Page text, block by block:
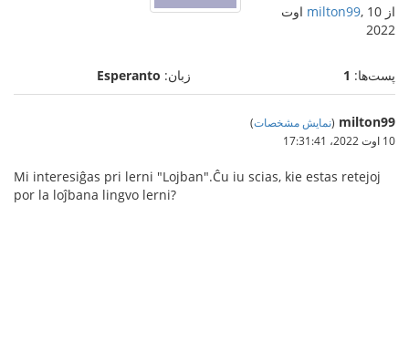
از milton99 , 10 اوت
2022
پست‌ها: 1 زبان: Esperanto
milton99
(نمایش مشخصات)
10 اوت 2022،‏ 17:31:41
Mi interesiĝas pri lerni "Lojban".Ĉu iu scias, kie estas retejoj
por la loĵbana lingvo lerni?